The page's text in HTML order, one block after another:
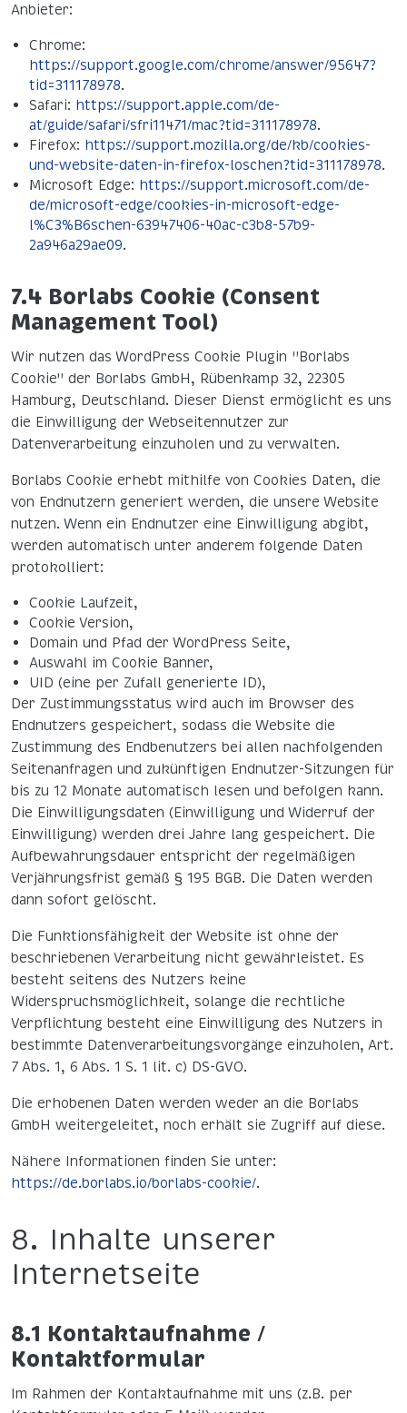
Anbieter:
Chrome:
https://support.google.com/chrome/answer/95647?
tid=311178978.
Safari: https://support.apple.com/de-
at/guide/safari/sfri11471/mac?tid=311178978.
Firefox: https://support.mozilla.org/de/kb/cookies-
und-website-daten-in-firefox-loschen?tid=311178978.
Microsoft Edge: https://support.microsoft.com/de-
de/microsoft-edge/cookies-in-microsoft-edge-
l%C3%B6schen-63947406-40ac-c3b8-57b9-
2a946a29ae09.
7.4 Borlabs Cookie (Consent
Management Tool)
Wir nutzen das WordPress Cookie Plugin "Borlabs
Cookie" der Borlabs GmbH, Rübenkamp 32, 22305
Hamburg, Deutschland. Dieser Dienst ermöglicht es uns
die Einwilligung der Webseitennutzer zur
Datenverarbeitung einzuholen und zu verwalten.
Borlabs Cookie erhebt mithilfe von Cookies Daten, die
von Endnutzern generiert werden, die unsere Website
nutzen. Wenn ein Endnutzer eine Einwilligung abgibt,
werden automatisch unter anderem folgende Daten
protokolliert:
Cookie Laufzeit,
Cookie Version,
Domain und Pfad der WordPress Seite,
Auswahl im Cookie Banner,
UID (eine per Zufall generierte ID),
Der Zustimmungsstatus wird auch im Browser des
Endnutzers gespeichert, sodass die Website die
Zustimmung des Endbenutzers bei allen nachfolgenden
Seitenanfragen und zukünftigen Endnutzer-Sitzungen für
bis zu 12 Monate automatisch lesen und befolgen kann.
Die Einwilligungsdaten (Einwilligung und Widerruf der
Einwilligung) werden drei Jahre lang gespeichert. Die
Aufbewahrungsdauer entspricht der regelmäßigen
Verjährungsfrist gemäß § 195 BGB. Die Daten werden
dann sofort gelöscht.
Die Funktionsfähigkeit der Website ist ohne der
beschriebenen Verarbeitung nicht gewährleistet. Es
besteht seitens des Nutzers keine
Widerspruchsmöglichkeit, solange die rechtliche
Verpflichtung besteht eine Einwilligung des Nutzers in
bestimmte Datenverarbeitungsvorgänge einzuholen, Art.
7 Abs. 1, 6 Abs. 1 S. 1 lit. c) DS-GVO.
Die erhobenen Daten werden weder an die Borlabs
GmbH weitergeleitet, noch erhält sie Zugriff auf diese.
Nähere Informationen finden Sie unter:
https://de.borlabs.io/borlabs-cookie/.
8. Inhalte unserer
Internetseite
8.1 Kontaktaufnahme /
Kontaktformular
Im Rahmen der Kontaktaufnahme mit uns (z.B. per